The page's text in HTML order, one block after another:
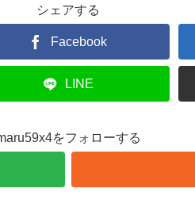
シェアする
Facebook
LINE
をフォローする